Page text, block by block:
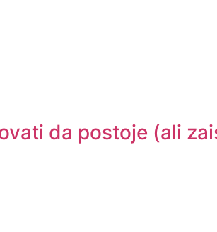
da postoje (ali